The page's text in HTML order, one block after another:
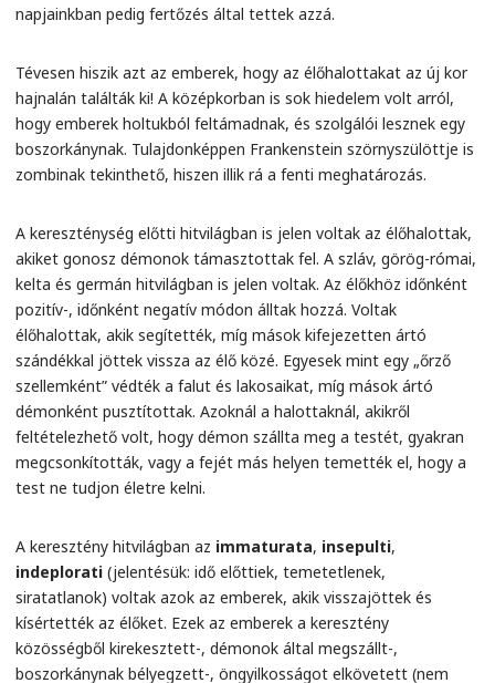
napjainkban pedig fertőzés által tettek azzá.
Tévesen hiszik azt az emberek, hogy az élőhalottakat az új kor
hajnalán találták ki! A középkorban is sok hiedelem volt arról,
hogy emberek holtukból feltámadnak, és szolgálói lesznek egy
boszorkánynak. Tulajdonképpen Frankenstein szörnyszülöttje is
zombinak tekinthető, hiszen illik rá a fenti meghatározás.
A kereszténység előtti hitvilágban is jelen voltak az élőhalottak,
akiket gonosz démonok támasztottak fel. A szláv, görög-római,
kelta és germán hitvilágban is jelen voltak. Az élőkhöz időnként
pozitív-, időnként negatív módon álltak hozzá. Voltak
élőhalottak, akik segítették, míg mások kifejezetten ártó
szándékkal jöttek vissza az élő közé. Egyesek mint egy „őrző
szellemként” védték a falut és lakosaikat, míg mások ártó
démonként pusztítottak. Azoknál a halottaknál, akikről
feltételezhető volt, hogy démon szállta meg a testét, gyakran
megcsonkították, vagy a fejét más helyen temették el, hogy a
test ne tudjon életre kelni.
A keresztény hitvilágban az immaturata, insepulti,
indeplorati (jelentésük: idő előttiek, temetetlenek,
siratatlanok) voltak azok az emberek, akik visszajöttek és
kísértették az élőket. Ezek az emberek a keresztény
közösségből kirekesztett-, démonok által megszállt-,
boszorkánynak bélyegzett-, öngyilkosságot elkövetett (nem